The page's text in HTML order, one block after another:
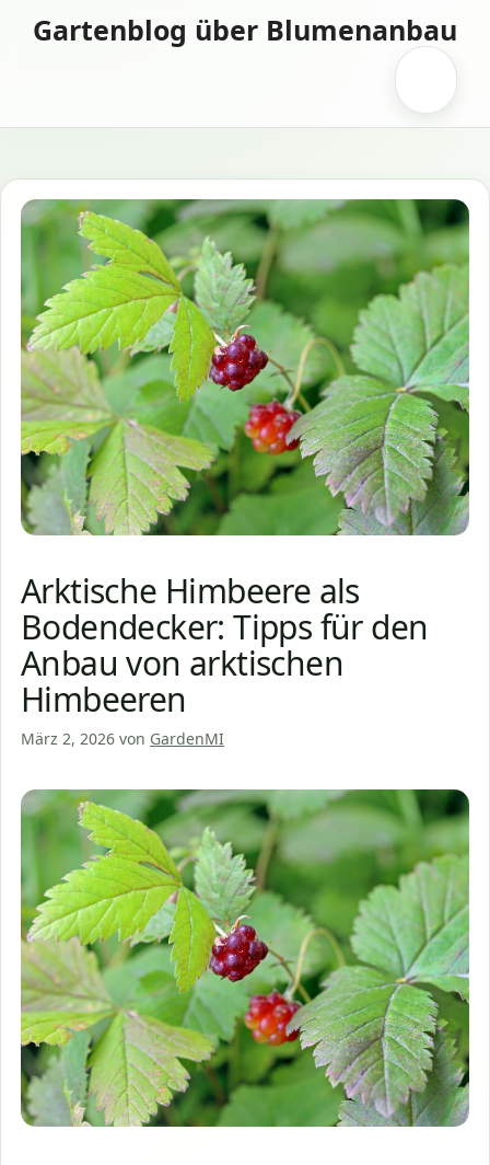
InhaltGartenblog über Blumenanbau
Arktische Himbeere als
Bodendecker: Tipps für den
Anbau von arktischen
Himbeeren
März 2, 2026 von GardenMI